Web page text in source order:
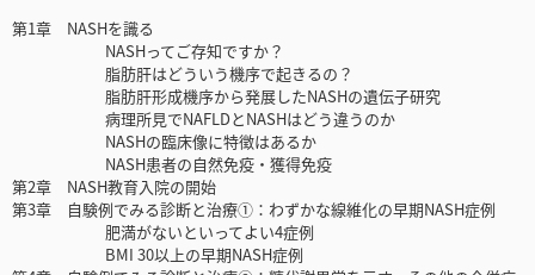
第1章 NASHを識る
NASHってご存知ですか？
脂肪肝はどういう機序で起きるの？
脂肪肝形成機序から発展したNASHの遺伝子研究
病理所見でNAFLDとNASHはどう違うのか
NASHの臨床像に特徴はあるか
NASH患者の自然免疫・獲得免疫
第2章 NASH教育入院の開始
第3章 自験例でみる診断と治療①：わずかな線維化の早期NASH症例
肥満がないといってよい4症例
BMI 30以上の早期NASH症例